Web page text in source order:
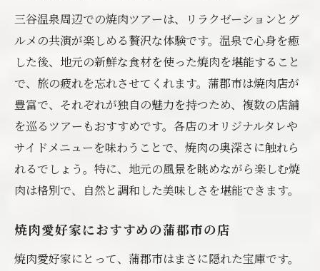
三谷温泉周辺での焼肉ツアーは、リラクゼーションとグ
ルメの共演が楽しめる贅沢な体験です。温泉で心身を癒
した後、地元の新鮮な食材を使った焼肉を堪能すること
で、旅の疲れを忘れさせてくれます。蒲郡市は焼肉店が
豊富で、それぞれが独自の魅力を持つため、複数の店舗
を巡るツアーもおすすめです。各店のオリジナルタレや
サイドメニューを味わうことで、焼肉の奥深さに触れら
れるでしょう。特に、地元の風景を眺めながら楽しむ焼
肉は格別で、自然と調和した美味しさを堪能できます。
焼肉愛好家におすすめの蒲郡市の店
焼肉愛好家にとって、蒲郡市はまさに隠れた宝庫です。